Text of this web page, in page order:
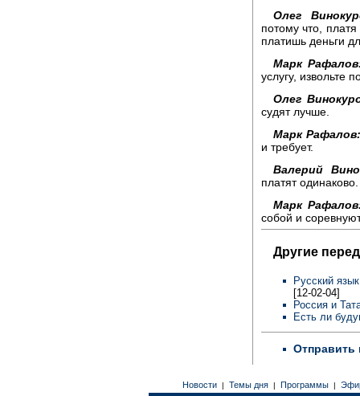
Олег
потому что,
платишь деньги
Марк
услугу, извольте
Олег
судят лучше.
Марк Рафалов:
и требует.
Валерий
платят одинаково.
Марк
собой и
Другие
Русский
[12-02-04]
Россия и
Есть ли
Отправить
Новости | Темы дня | Программы |